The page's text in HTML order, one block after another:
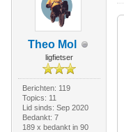
Theo Mol
ligfietser
Berichten: 119
Topics: 11
Lid sinds: Sep 2020
Bedankt: 7
189 x bedankt in 90